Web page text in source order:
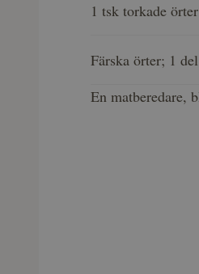
1 tsk torkade
Färska örter; 1
En matberedare,